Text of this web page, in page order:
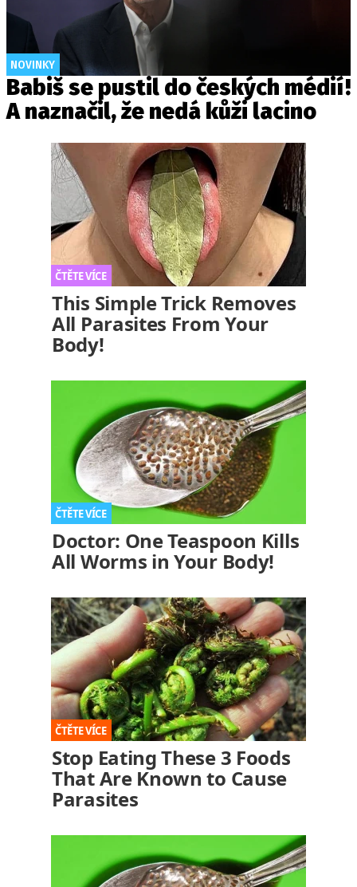
NOVINKY
Babiš se pustil do českých médií!
A naznačil, že nedá kůži lacino
This Simple Trick Removes
All Parasites From Your
Body!
Doctor: One Teaspoon Kills
All Worms in Your Body!
Stop Eating These 3 Foods
That Are Known to Cause
Parasites